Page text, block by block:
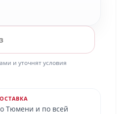
и уточнят условия
Тюмени и по всей